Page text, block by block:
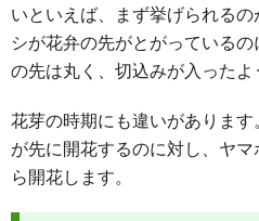
いといえば、まず挙げられる
シが花弁の先がとがっている
の先は丸く、切込みが入ったよ
花芽の時期にも違いがありま
が先に開花するのに対し、ヤ
ら開花します。